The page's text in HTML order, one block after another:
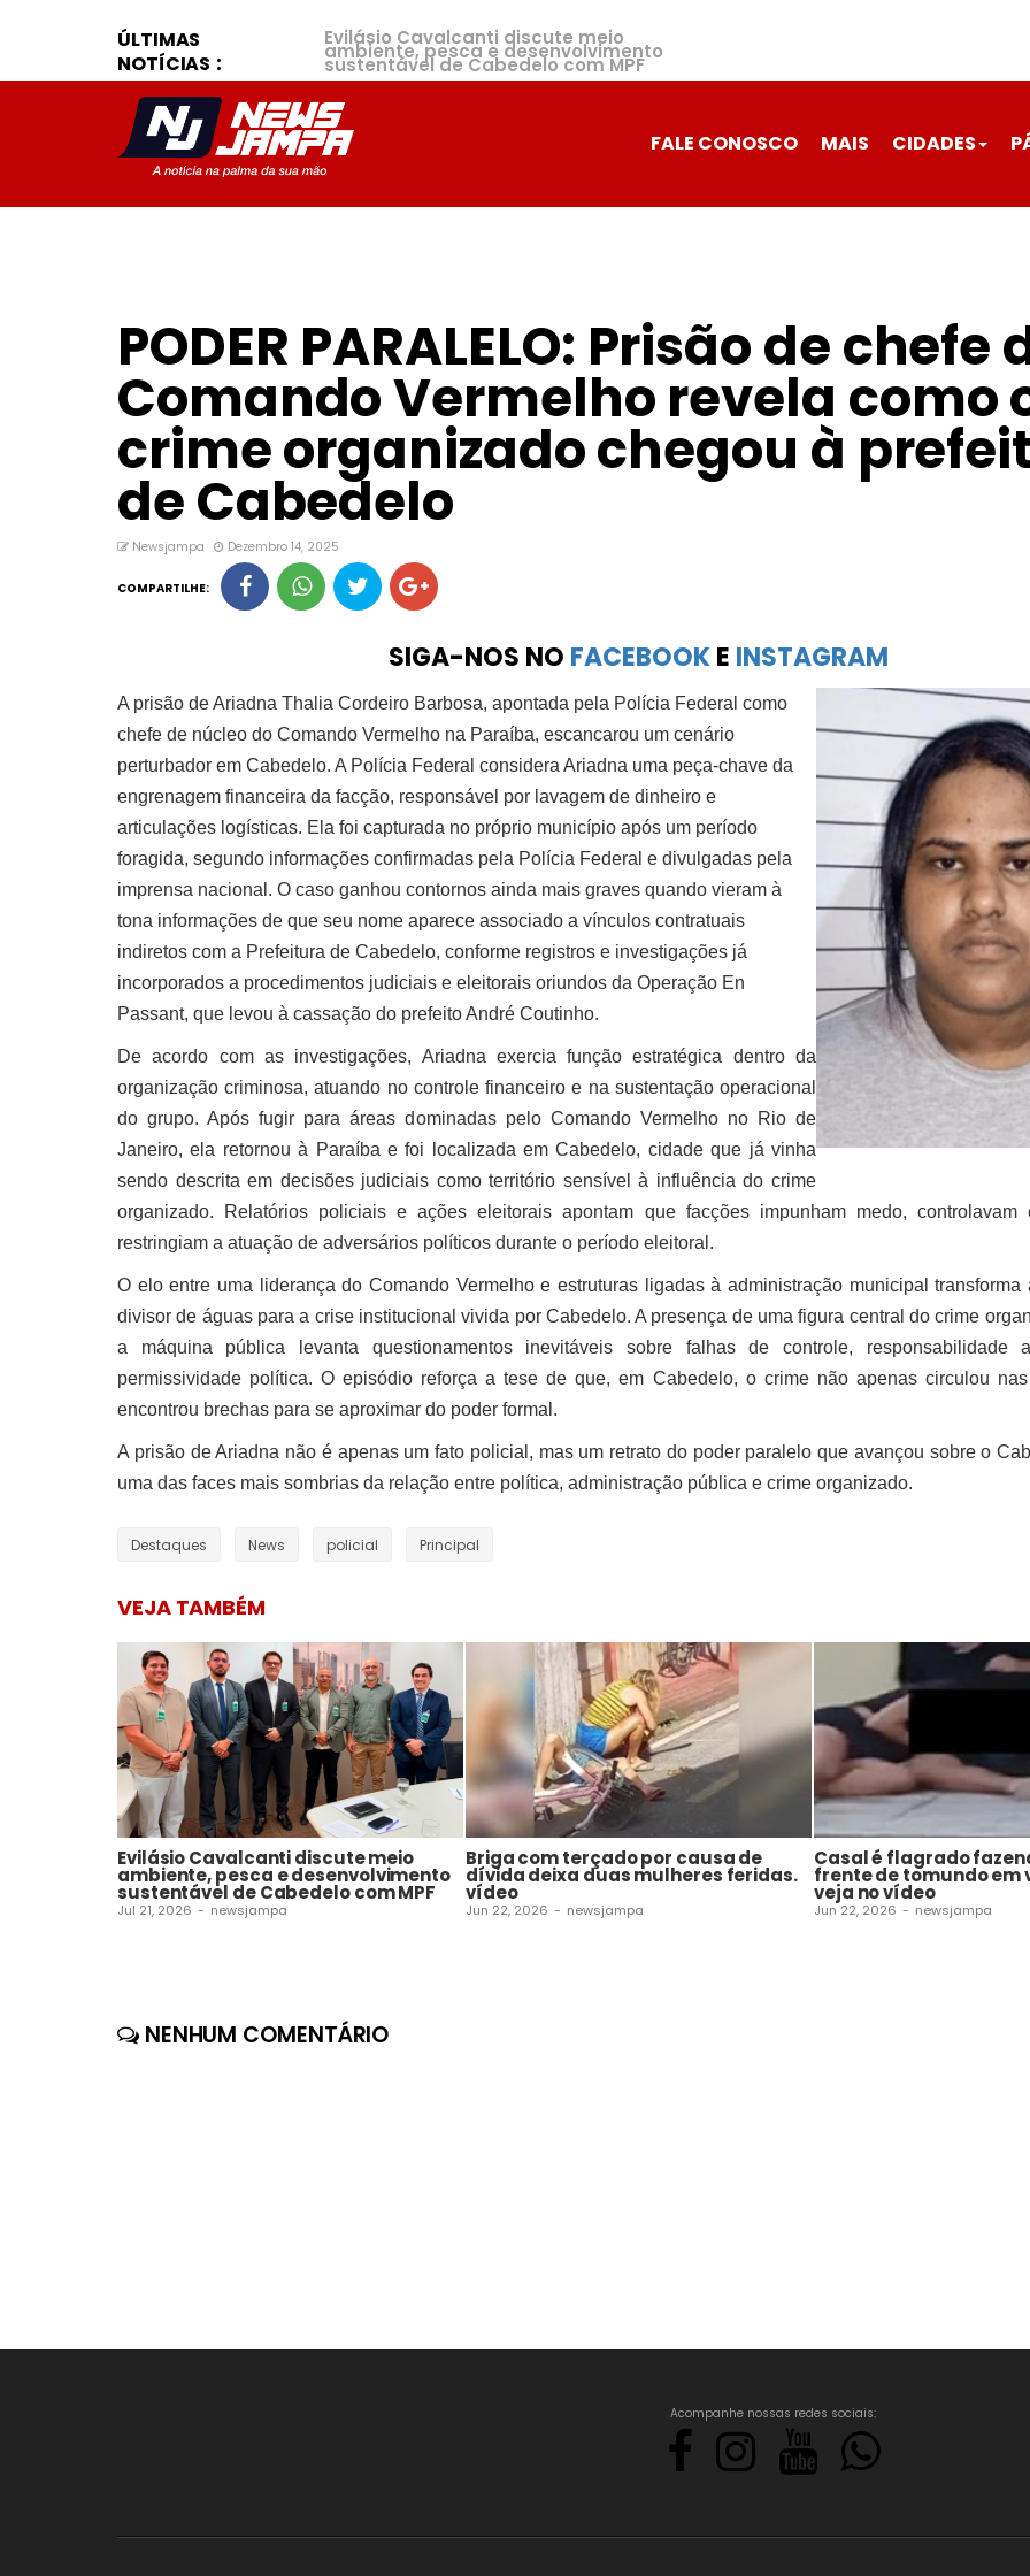
ÚLTIMAS
NOTÍCIAS
Evilásio Cavalcanti discute meio
ambiente, pesca e desenvolvimento
sustentável de Cabedelo com MPF
deixa duas mulheres feridas. vídeo
FALE CONOSCO MAIS CIDADES
PODER PARALELO: Prisão de chefe
Comando Vermelho revela como
crime organizado chegou à
de Cabedelo
Newsjampa Dezembro 14, 2025
COMPARTILHE:
SIGA-NOS NO FACEBOOKE INSTAGRAM
A prisão de Ariadna Thalia Cordeiro Barbosa, apontada pela Polícia Federal como
chefe de núcleo do Comando Vermelho na Paraíba, escancarou um cenário
perturbador em Cabedelo. A Polícia Federal considera Ariadna uma peça-chave da
engrenagem financeira da facção, responsável por lavagem de dinheiro e
articulações logísticas. Ela foi capturada no próprio município após um período
foragida, segundo informações confirmadas pela Polícia Federal e divulgadas pela
imprensa nacional. O caso ganhou contornos ainda mais graves quando vieram à
tona informações de que seu nome aparece associado a vínculos contratuais
indiretos com a Prefeitura de Cabedelo, conforme registros e investigações já
incorporados a procedimentos judiciais e eleitorais oriundos da Operação En
Passant, que levou à cassação do prefeito André Coutinho.
De acordo com as investigações, Ariadna exercia função estratégica dentro da
organização criminosa, atuando no controle financeiro e na sustentação operacional
do grupo. Após fugir para áreas dominadas pelo Comando Vermelho no Rio de
Janeiro, ela retornou à Paraíba e foi localizada em Cabedelo, cidade que já vinha
sendo descrita em decisões judiciais como território sensível à influência do crime
organizado. Relatórios policiais e ações eleitorais apontam que facções impunham medo, controlavam
restringiam a atuação de adversários políticos durante o período eleitoral.
O elo entre uma liderança do Comando Vermelho e estruturas ligadas à administração municipal transforma
divisor de águas para a crise institucional vivida por Cabedelo. A presença de uma figura central do crime
a máquina pública levanta questionamentos inevitáveis sobre falhas de controle, responsabilidade
permissividade política. O episódio reforça a tese de que, em Cabedelo, o crime não apenas circulou
encontrou brechas para se aproximar do poder formal.
A prisão de Ariadna não é apenas um fato policial, mas um retrato do poder paralelo que avançou sobre o
uma das faces mais sombrias da relação entre política, administração pública e crime organizado.
Destaques News policial Principal
VEJA TAMBÉM
Evilásio Cavalcanti discute meio
ambiente, pesca e desenvolvimento
sustentável de Cabedelo com MPF
Jul 21, 2026 - newsjampa
Briga com terçado por causa de
dívida deixa duas mulheres feridas.
vídeo
Jun 22, 2026 - newsjampa
Casal é flagrado
frente de tomundo em
veja no vídeo
Jun 22, 2026 - newsjampa
NENHUM COMENTÁRIO
Acompanhe nossas redes sociais: